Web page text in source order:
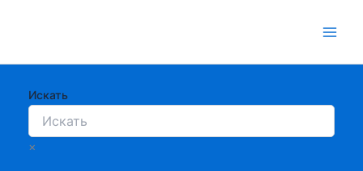
Искать
×